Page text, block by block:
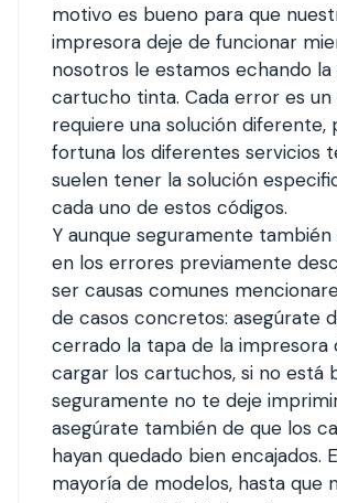
motivo es bueno para que
impresora deje de funcionar
nosotros le estamos echando la
cartucho tinta. Cada error es
requiere una solución diferente,
fortuna los diferentes servicios
suelen tener la solución
cada uno de estos códigos.
Y aunque seguramente
en los errores previamente
ser causas comunes
de casos concretos: asegúrate
cerrado la tapa de la impresora
cargar los cartuchos, si no está
seguramente no te deje
asegúrate también de que los
hayan quedado bien encajados.
mayoría de modelos, hasta que